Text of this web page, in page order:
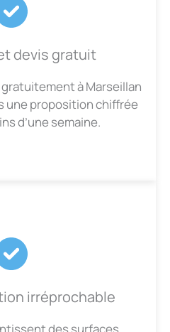
devis gratuit
à Marseillan
une proposition chiffrée
d’une semaine.
irréprochable